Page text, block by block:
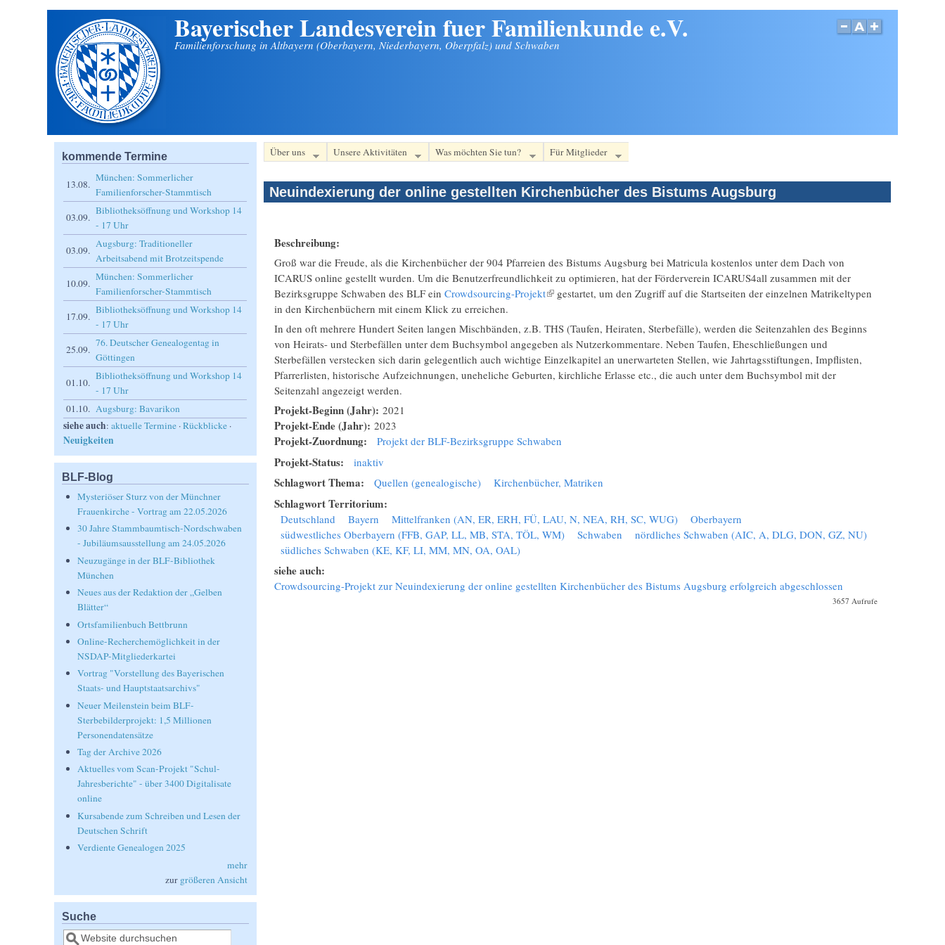
Bayerischer Landesverein fuer Familienkunde e.V.
Familienforschung in Altbayern (Oberbayern, Niederbayern, Oberpfalz) und Schwaben
Über uns Unsere Aktivitäten Was möchten Sie tun? Für Mitglieder
Neuindexierung der online gestellten Kirchenbücher des Bistums Augsburg
Beschreibung:
Groß war die Freude, als die Kirchenbücher der 904 Pfarreien des Bistums Augsburg bei Matricula kostenlos unter dem Dach von
ICARUS online gestellt wurden. Um die Benutzerfreundlichkeit zu optimieren, hat der Förderverein ICARUS4all zusammen mit der
Bezirksgruppe Schwaben des BLF ein Crowdsourcing-Projekt(Link ist extern)
gestartet, um den Zugriff auf die Startseiten der einzelnen Matrikeltypen
in den Kirchenbüchern mit einem Klick zu erreichen.
In den oft mehrere Hundert Seiten langen Mischbänden, z.B. THS (Taufen, Heiraten, Sterbefälle), werden die Seitenzahlen des Beginns
von Heirats- und Sterbefällen unter dem Buchsymbol angegeben als Nutzerkommentare. Neben Taufen, Eheschließungen und
Sterbefällen verstecken sich darin gelegentlich auch wichtige Einzelkapitel an unerwarteten Stellen, wie Jahrtagsstiftungen, Impflisten,
Pfarrerlisten, historische Aufzeichnungen, uneheliche Geburten, kirchliche Erlasse etc., die auch unter dem Buchsymbol mit der
Seitenzahl angezeigt werden.
Projekt-Beginn (Jahr): 2021
Projekt-Ende (Jahr): 2023
Projekt-Zuordnung: Projekt der BLF-Bezirksgruppe Schwaben
Projekt-Status: inaktiv
Schlagwort Thema: Quellen (genealogische) Kirchenbücher, Matriken
Schlagwort Territorium:
Deutschland Bayern Mittelfranken (AN, ER, ERH, FÜ, LAU, N, NEA, RH, SC, WUG)
Oberbayern
südwestliches Oberbayern (FFB, GAP, LL, MB, STA, TÖL, WM)
Schwaben
nördliches Schwaben (AIC, A, DLG, DON, GZ, NU)
südliches Schwaben (KE, KF, LI, MM, MN, OA, OAL)
siehe auch:
Crowdsourcing-Projekt zur Neuindexierung der online gestellten Kirchenbücher des Bistums Augsburg erfolgreich abgeschlossen
3657 Aufrufe
kommende Termine
13.08.
München: Sommerlicher
Familienforscher-Stammtisch
03.09.
Bibliotheksöffnung und Workshop 14
- 17 Uhr
03.09.
Augsburg: Traditioneller
Arbeitsabend mit Brotzeitspende
10.09.
München: Sommerlicher
Familienforscher-Stammtisch
17.09.
Bibliotheksöffnung und Workshop 14
- 17 Uhr
25.09.
76. Deutscher Genealogentag in
Göttingen
01.10.
Bibliotheksöffnung und Workshop 14
- 17 Uhr
01.10. Augsburg: Bavarikon
siehe auch:aktuelle Termine ·Rückblicke ·
Neuigkeiten
BLF-Blog
Mysteriöser Sturz von der Münchner
Frauenkirche - Vortrag am 22.05.2026
30 Jahre Stammbaumtisch-Nordschwaben
- Jubiläumsausstellung am 24.05.2026
Neuzugänge in der BLF-Bibliothek
München
Neues aus der Redaktion der „Gelben
Blätter“
Ortsfamilienbuch Bettbrunn
Online-Recherchemöglichkeit in der
NSDAP-Mitgliederkartei
Vortrag "Vorstellung des Bayerischen
Staats- und Hauptstaatsarchivs"
Neuer Meilenstein beim BLF-
Sterbebilderprojekt: 1,5 Millionen
Personendatensätze
Tag der Archive 2026
Aktuelles vom Scan-Projekt "Schul-
Jahresberichte" - über 3400 Digitalisate
online
Kursabende zum Schreiben und Lesen der
Deutschen Schrift
Verdiente Genealogen 2025
mehr
zur größeren Ansicht
Suche
Suche